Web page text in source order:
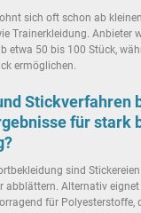
sich oft schon ab
Trainerkleidung. Anbieter
etwa 50 bis 100 Stück,
ermöglichen.
Stickverfahren
für stark
sind
abblättern. Alternativ
für Polyesterstoffe,